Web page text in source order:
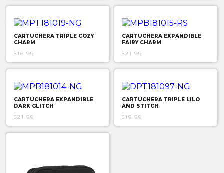
CARTUCHERA TRIPLE COZY
CHARM
$16.99
CARTUCHERA EXPANDIBLE
FAIRY CHARM
$21.99
CARTUCHERA EXPANDIBLE
DARK GLITCH
$21.99
CARTUCHERA TRIPLE LILO
AND STITCH
$19.99